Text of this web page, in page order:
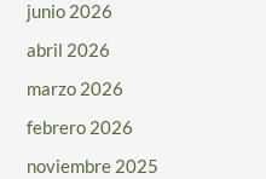
junio 2026
abril 2026
marzo 2026
febrero 2026
noviembre 2025